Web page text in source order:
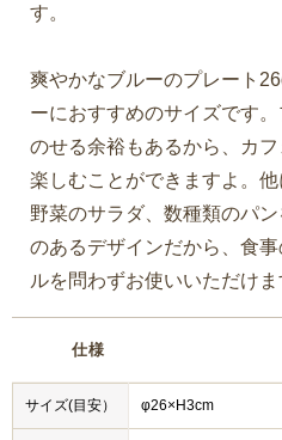
す。
爽やかなブルーのプレート
ーにおすすめのサイズです
のせる余裕もあるから、カ
楽しむことができますよ。
野菜のサラダ、数種類のパ
のあるデザインだから、食
ルを問わずお使いいただけま
仕様
サイズ(目安） φ26×H3cm